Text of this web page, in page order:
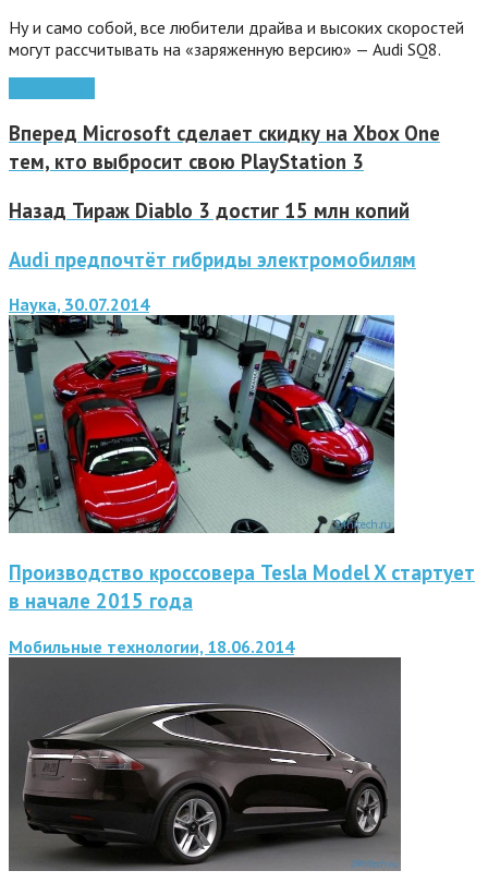
Ну и само собой, все любители драйва и высоких скоростей
могут рассчитывать на «заряженную версию» — Audi SQ8.
Вперед Microsoft сделает скидку на Xbox One
тем, кто выбросит свою PlayStation 3
Назад Тираж Diablo 3 достиг 15 млн копий
Audi предпочтёт гибриды электромобилям
Наука, 30.07.2014
Производство кроссовера Tesla Model X стартует
в начале 2015 года
Мобильные технологии, 18.06.2014